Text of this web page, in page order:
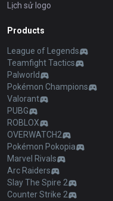
Lịch sử logo
Products
League of Legends
Teamfight Tactics
Palworld
Pokémon Champions
Valorant
PUBG
ROBLOX
OVERWATCH2
Pokémon Pokopia
Marvel Rivals
Arc Raiders
Slay The Spire 2
Counter Strike 2